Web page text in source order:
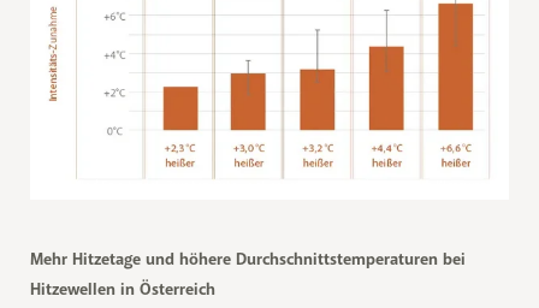
Mehr Hitzetage und höhere Durchschnittstemperaturen bei
Hitzewellen in Österreich